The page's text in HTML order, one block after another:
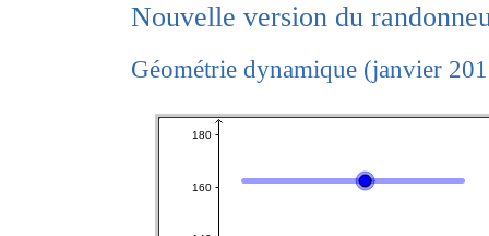
Nouvelle version du
Géométrie dynamique (janvier
Conic
Conic
Segment
Segment
Segment
Conic
Conic
Conic
Locus
Conic
Conic
Conic
Conic
Conic